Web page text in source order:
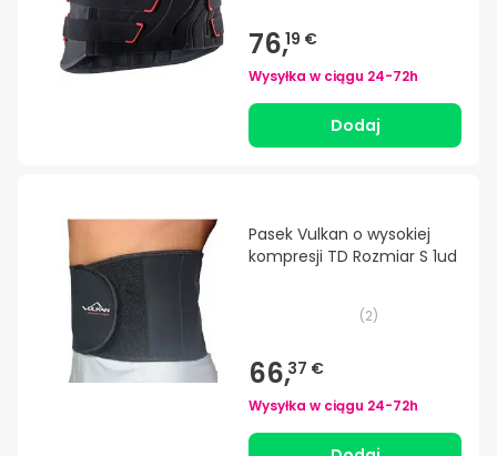
76,19 €
Wysyłka w ciągu 24-72h
Dodaj
Pasek Vulkan o wysokiej
kompresji TD Rozmiar S 1ud
(2)
66,37 €
Wysyłka w ciągu 24-72h